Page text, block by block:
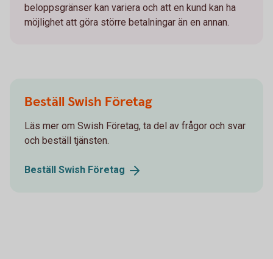
beloppsgränser kan variera och att en kund kan ha
möjlighet att göra större betalningar än en annan.
Beställ Swish Företag
Läs mer om Swish Företag, ta del av frågor och svar
och beställ tjänsten.
Beställ Swish Företag